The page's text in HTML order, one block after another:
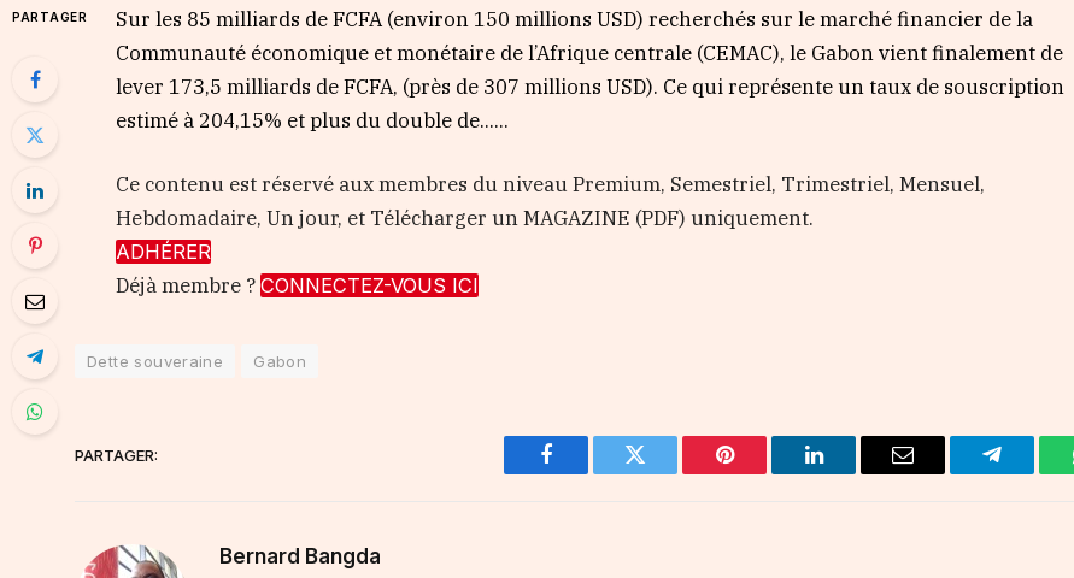
PARTAGER
Sur les 85 milliards de FCFA (environ 150 millions USD) recherchés sur le marché financier de la
Communauté économique et monétaire de l’Afrique centrale (CEMAC), le Gabon vient finalement de
lever 173,5 milliards de FCFA, (près de 307 millions USD). Ce qui représente un taux de souscription
estimé à 204,15% et plus du double de…...
Ce contenu est réservé aux membres du niveau Premium, Semestriel, Trimestriel, Mensuel,
Hebdomadaire, Un jour, et Télécharger un MAGAZINE (PDF) uniquement.
ADHÉRER
Déjà membre ?CONNECTEZ-VOUS ICI
Dette souveraine Gabon
PARTAGER:
Facebook Twitter Pinterest LinkedIn Email Telegram
Bernard Bangda